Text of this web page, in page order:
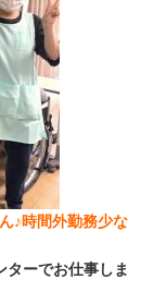
♪時間外勤務少な
ターでお仕事しま